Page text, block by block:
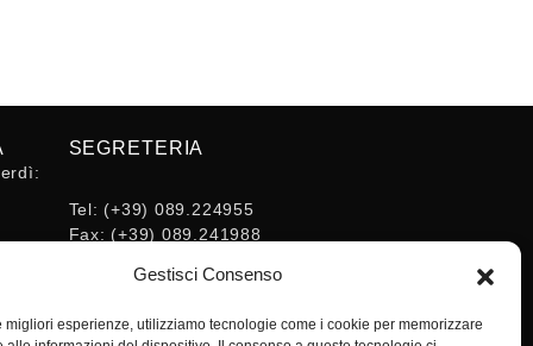
Gestisci Consenso
migliori esperienze, utilizziamo tecnologie come i cookie per memorizzare
SEGRETERIA
Tel: (+39) 089.224955
Fax: (+39) 089.241988
segreteria@ordineingsa.it
segreteria.ordine@ordingsa.it